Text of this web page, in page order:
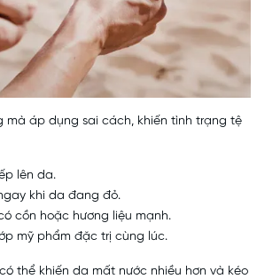
mà áp dụng sai cách, khiến tình trạng tệ
lên da.
khi da đang đỏ.
cồn hoặc hương liệu mạnh.
mỹ phẩm đặc trị cùng lúc.
thể khiến da mất nước nhiều hơn và kéo